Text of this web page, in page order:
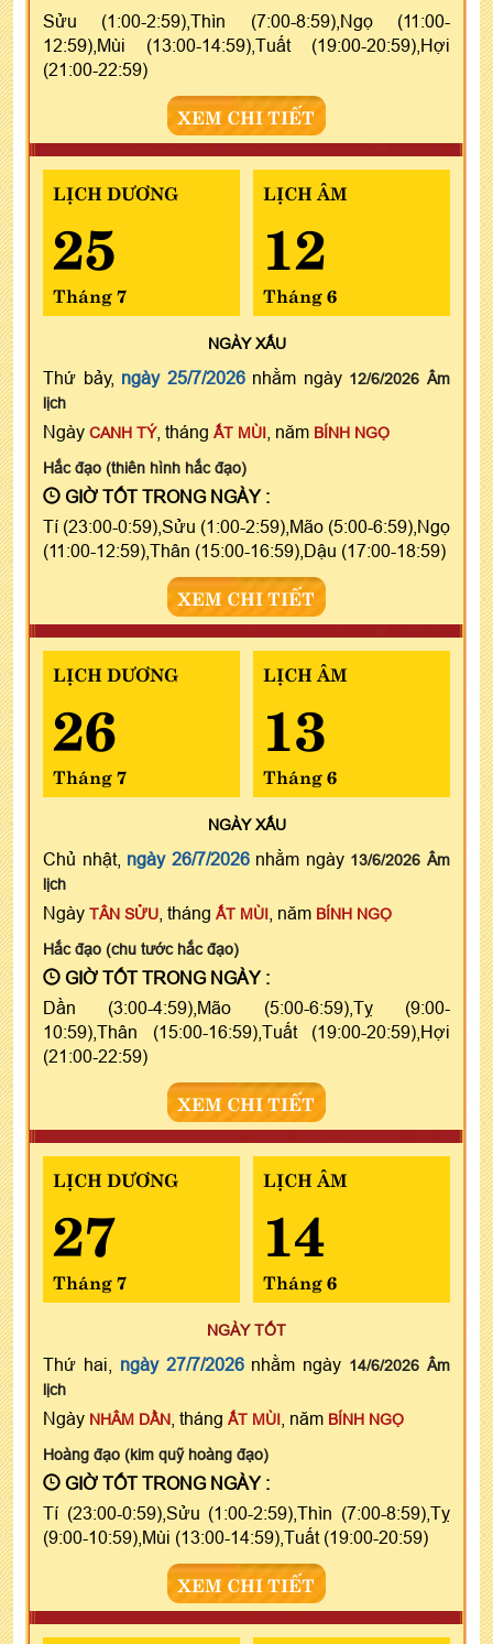
Sửu (1:00-2:59),Thìn (7:00-8:59),Ngọ (11:00-
12:59),Mùi (13:00-14:59),Tuất (19:00-20:59),Hợi
(21:00-22:59)
XEM CHI TIẾT
LỊCH DƯƠNG
25
Tháng 7
LỊCH ÂM
12
Tháng 6
NGÀYXẤU
Thứ bảy, ngày 25/7/2026nhằm ngày 12/6/2026 Âm
lịch
Ngày CANH TÝ, tháng ẤT MÙI , năm BÍNH NGỌ
Hắc đạo (thiên hình hắc đạo)
GIỜ TỐT TRONG NGÀY :
Tí (23:00-0:59),Sửu (1:00-2:59),Mão (5:00-6:59),Ngọ
(11:00-12:59),Thân (15:00-16:59),Dậu (17:00-18:59)
XEM CHI TIẾT
LỊCH DƯƠNG
26
Tháng 7
LỊCH ÂM
13
Tháng 6
NGÀYXẤU
Chủ nhật, ngày 26/7/2026nhằm ngày 13/6/2026 Âm
lịch
Ngày TÂN SỬU , tháng ẤT MÙI , năm BÍNH NGỌ
Hắc đạo (chu tước hắc đạo)
GIỜ TỐT TRONG NGÀY :
Dần (3:00-4:59),Mão (5:00-6:59),Tỵ (9:00-
10:59),Thân (15:00-16:59),Tuất (19:00-20:59),Hợi
(21:00-22:59)
XEM CHI TIẾT
LỊCH DƯƠNG
27
Tháng 7
LỊCH ÂM
14
Tháng 6
NGÀY TỐT
Thứ hai, ngày 27/7/2026nhằm ngày 14/6/2026 Âm
lịch
Ngày NHÂM DẦN , tháng ẤT MÙI , năm BÍNH NGỌ
Hoàng đạo (kim quỹ hoàng đạo)
GIỜ TỐT TRONG NGÀY :
Tí (23:00-0:59),Sửu (1:00-2:59),Thìn (7:00-8:59),Tỵ
(9:00-10:59),Mùi (13:00-14:59),Tuất (19:00-20:59)
XEM CHI TIẾT